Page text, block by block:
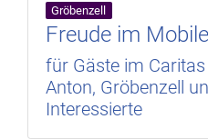
Gröbenzell
Freude im
für Gäste im
Anton, Gröbenzell
Interessierte